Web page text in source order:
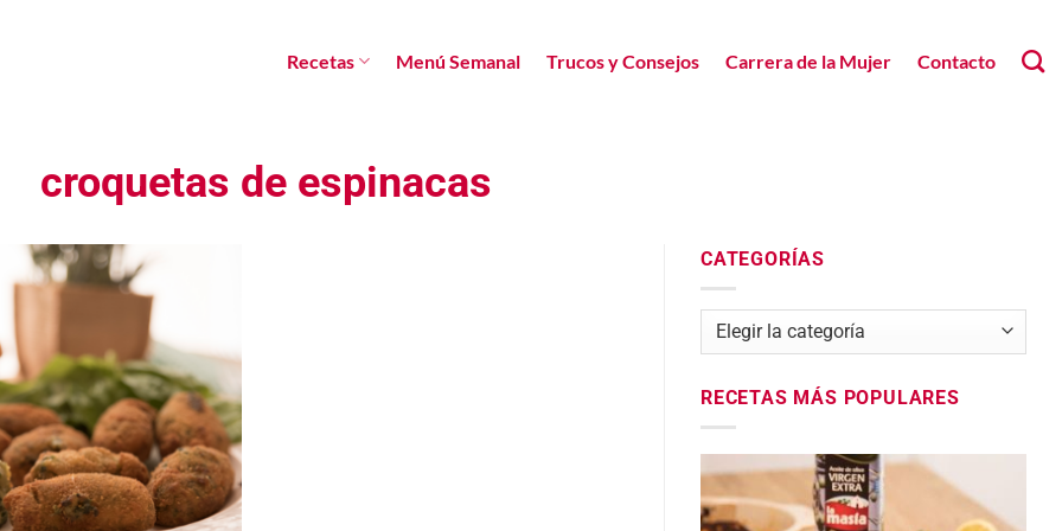
Recetas Menú Semanal Trucos y Consejos Carrera de la Mujer Contacto
croquetas de espinacas
CATEGORÍAS
Categorías
RECETAS MÁS POPULARES